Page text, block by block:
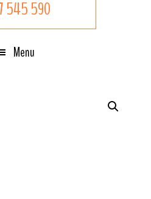
545 590
Menu